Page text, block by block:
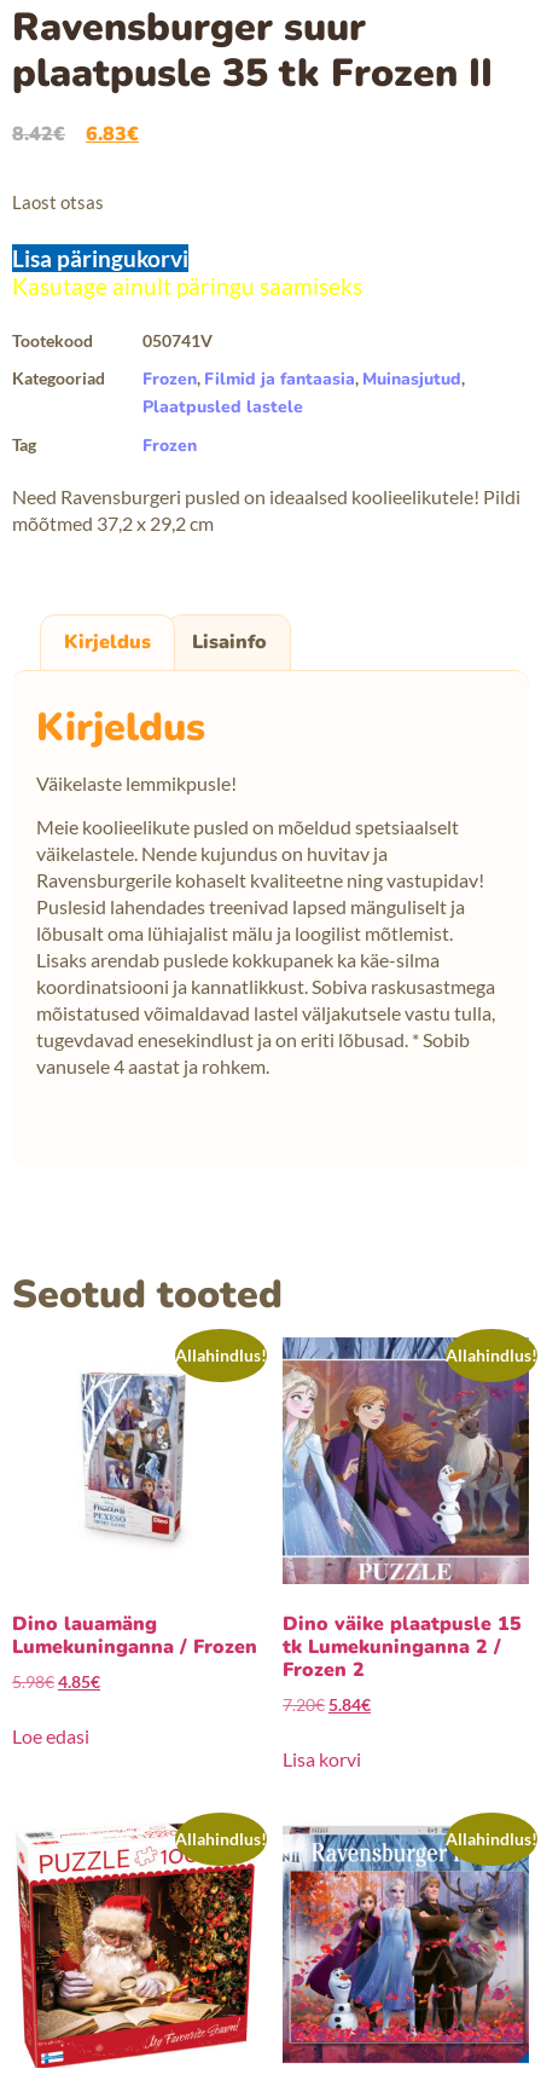
Ravensburger suur
plaatpusle 35 tk Frozen II
8.42€ 6.83€
Laost otsas
Lisa päringukorvi
Tootekood
050741V
Kategooriad
Frozen, Filmid ja fantaasia, Muinasjutud,
Plaatpusled lastele
Tag Frozen
Need Ravensburgeri pusled on ideaalsed koolieelikutele! Pildi
mõõtmed 37,2 x 29,2 cm
Kirjeldus Lisainfo
Kirjeldus
Väikelaste lemmikpusle!
Meie koolieelikute pusled on mõeldud spetsiaalselt
väikelastele. Nende kujundus on huvitav ja
Ravensburgerile kohaselt kvaliteetne ning vastupidav!
Puslesid lahendades treenivad lapsed mänguliselt ja
lõbusalt oma lühiajalist mälu ja loogilist mõtlemist.
Lisaks arendab puslede kokkupanek ka käe-silma
koordinatsiooni ja kannatlikkust. Sobiva raskusastmega
mõistatused võimaldavad lastel väljakutsele vastu tulla,
tugevdavad enesekindlust ja on eriti lõbusad. * Sobib
vanusele 4 aastat ja rohkem.
Seotud tooted
Allahindlus!
Dino lauamäng
Lumekuninganna / Frozen
5.98€4.85€
Loe edasi
Allahindlus!
Dino väike plaatpusle 15
tk Lumekuninganna 2 /
Frozen 2
7.20€5.84€
Lisa korvi
Allahindlus! Allahindlus!